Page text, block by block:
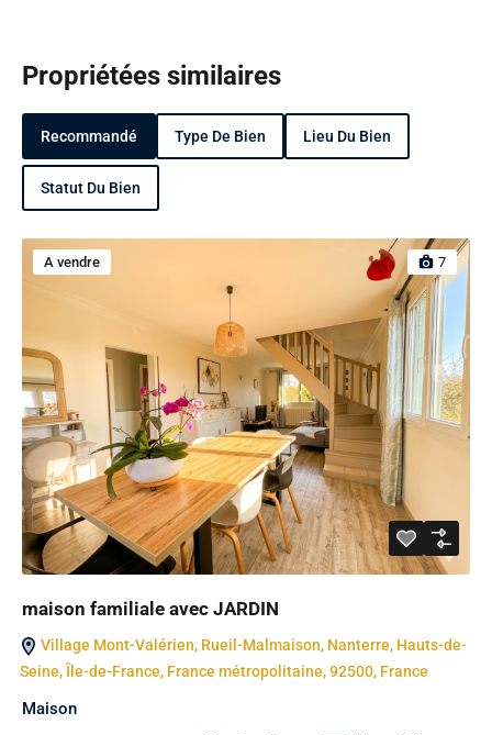
Propriétées similaires
Recommandé Type De Bien Lieu Du Bien
Statut Du Bien
A vendre 7
maison familiale avec JARDIN
Village Mont-Valérien, Rueil-Malmaison, Nanterre, Hauts-de-
Seine, Île-de-France, France métropolitaine, 92500, France
Maison